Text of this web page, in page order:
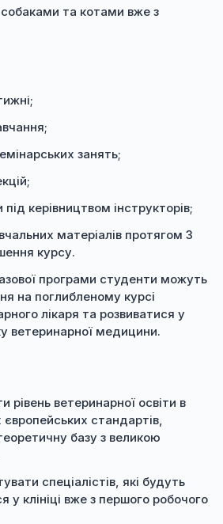
собаками та котами вже з
занять;
керівництвом інструкторів;
матеріалів протягом 3
курсу.
програми студенти можуть
на поглибленому курсі
лікаря та розвиватися у
ветеринарної медицини.
рівень ветеринарної освіти в
європейських стандартів,
базу з великою
спеціалістів, які будуть
у клініці вже з першого робочого